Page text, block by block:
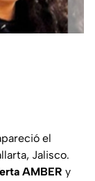
el
Jalisco.
AMBER y